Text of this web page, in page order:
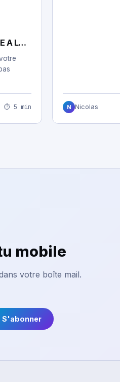
A LA
⏱ 5 min N Nicolas
mobile
votre boîte mail.
S'abonner